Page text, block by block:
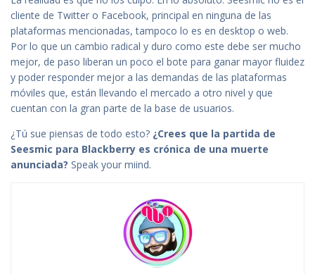
cliente de Twitter o Facebook, principal en ninguna de las
plataformas mencionadas, tampoco lo es en desktop o web.
Por lo que un cambio radical y duro como este debe ser mucho
mejor, de paso liberan un poco el bote para ganar mayor fluidez
y poder responder mejor a las demandas de las plataformas
móviles que, están llevando el mercado a otro nivel y que
cuentan con la gran parte de la base de usuarios.
¿Tú sue piensas de todo esto? ¿Crees que la partida de
Seesmic para Blackberry es crónica de una muerte
anunciada? Speak your miind.